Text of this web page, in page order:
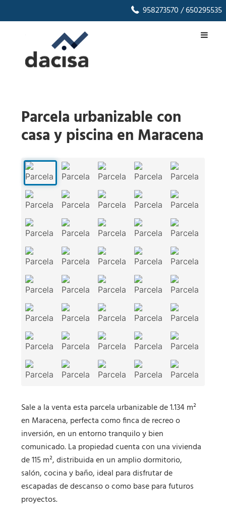
958273570/ 650295535
Parcela urbanizable con
casa y piscina en Maracena
1/40
Sale a la venta esta parcela urbanizable de 1.134 m²
en Maracena, perfecta como finca de recreo o
inversión, en un entorno tranquilo y bien
comunicado. La propiedad cuenta con una vivienda
de 115 m², distribuida en un amplio dormitorio,
salón, cocina y baño, ideal para disfrutar de
escapadas de descanso o como base para futuros
proyectos.